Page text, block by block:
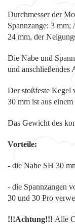
Durchmesser der
Spannzange: 3 mm;
24 mm, der
Die Nabe und
und anschließendes
Der stoßfeste Kegel
30 mm ist aus
Das Gewicht des
Vorteile:
- die Nabe SH 30
- die Spannzangen
30 und 30 Pro
!!!Achtung!!! Alle